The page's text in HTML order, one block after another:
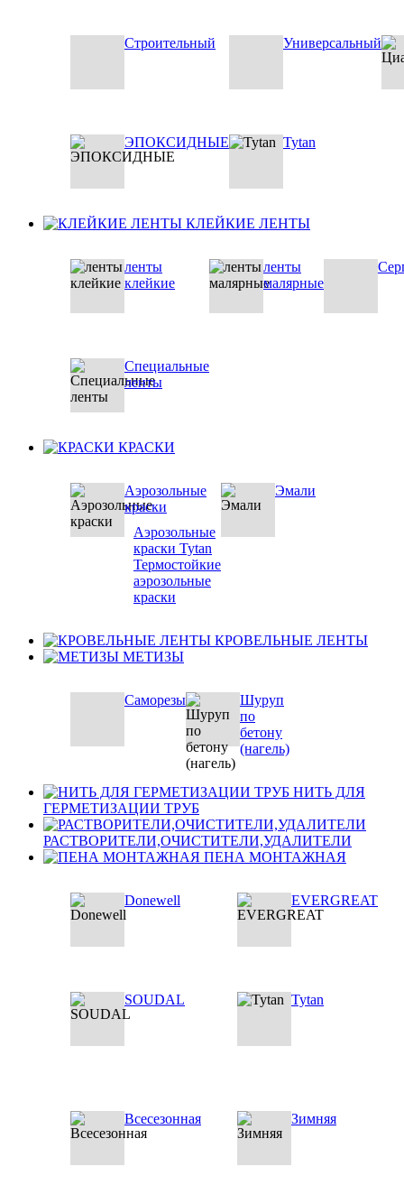
Строительный Универсальный
ЭПОКСИДНЫЕ Tytan
КЛЕЙКИЕ ЛЕНТЫ
ленты
клейкие
ленты
малярные
Специальные
ленты
КРАСКИ
Аэрозольные
краски
Аэрозольные
краски Tytan
Термостойкие
аэрозольные
краски
Эмали
КРОВЕЛЬНЫЕ ЛЕНТЫ
МЕТИЗЫ
Саморезы
Шуруп
по
бетону
(нагель)
НИТЬ ДЛЯ
ГЕРМЕТИЗАЦИИ ТРУБ
РАСТВОРИТЕЛИ,ОЧИСТИТЕЛИ,УДАЛИТЕЛИ
ПЕНА МОНТАЖНАЯ
Donewell EVERGREAT
SOUDAL Tytan
Всесезонная Зимняя